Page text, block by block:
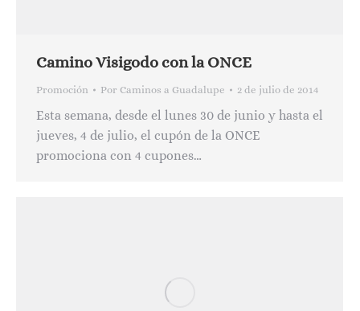
Camino Visigodo con la ONCE
Promoción Por Caminos a Guadalupe 2 de julio de 2014
Esta semana, desde el lunes 30 de junio y hasta el
jueves, 4 de julio, el cupón de la ONCE
promociona con 4 cupones…